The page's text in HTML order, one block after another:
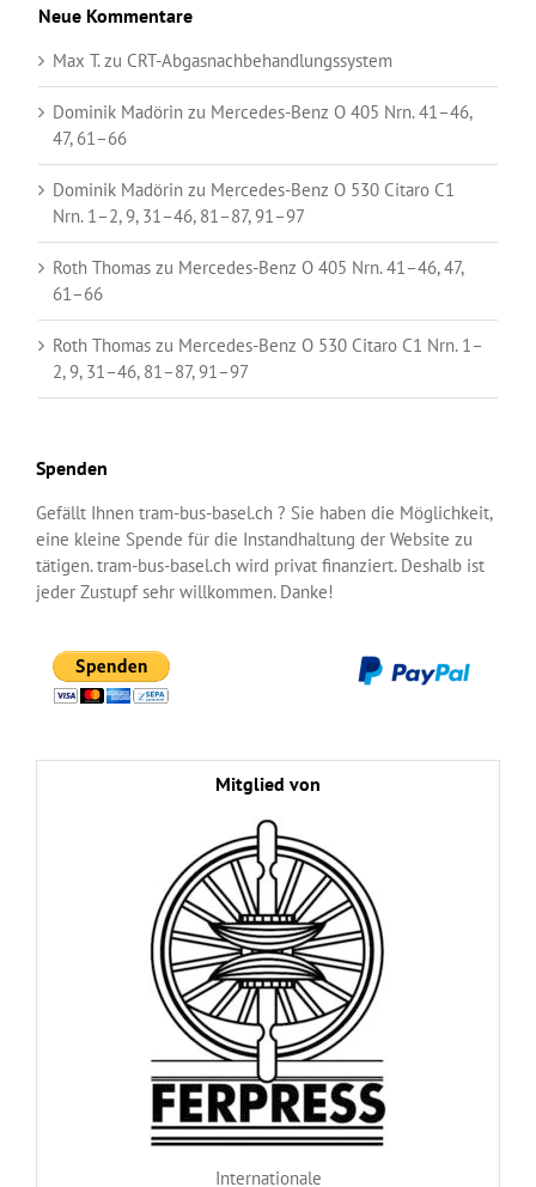
Neue Kommentare
Max T.zu CRT-Abgasnachbehandlungssystem
Dominik Madörin zu Mercedes-Benz O 405 Nrn. 41–46,
47, 61–66
Dominik Madörin zu Mercedes-Benz O 530 Citaro C1
Nrn. 1–2, 9, 31–46, 81–87, 91–97
Roth Thomas zu Mercedes-Benz O 405 Nrn. 41–46, 47,
61–66
Roth Thomas zu Mercedes-Benz O 530 Citaro C1 Nrn. 1–
2, 9, 31–46, 81–87, 91–97
Spenden
Gefällt Ihnen tram-bus-basel.ch ? Sie haben die Möglichkeit,
eine kleine Spende für die Instandhaltung der Website zu
tätigen. tram-bus-basel.ch wird privat finanziert. Deshalb ist
jeder Zustupf sehr willkommen. Danke!
Mitglied von
Internationale